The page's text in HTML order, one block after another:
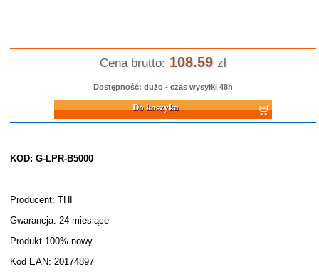
Cena brutto: 108.59 zł
Dostępność: dużo - czas wysyłki 48h
Do koszyka
KOD: G-LPR-B5000
Producent: THI
Gwarancja: 24 miesiące
Produkt 100% nowy
Kod EAN: 20174897